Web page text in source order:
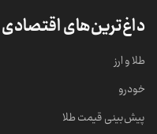
داغ‌ترین‌های اقتصادی
طلا و ارز
خودرو
پیش‌بینی قیمت طلا